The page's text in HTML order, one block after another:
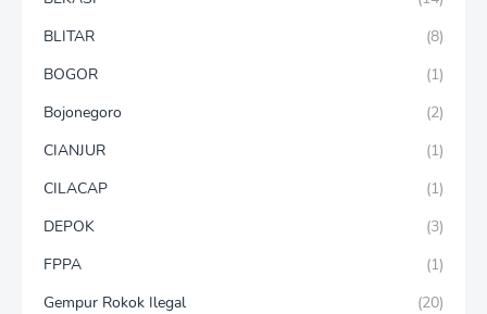
BLITAR
(8)
BOGOR
(1)
Bojonegoro
(2)
CIANJUR
(1)
CILACAP
(1)
DEPOK
(3)
FPPA
(1)
Gempur Rokok Ilegal
(20)